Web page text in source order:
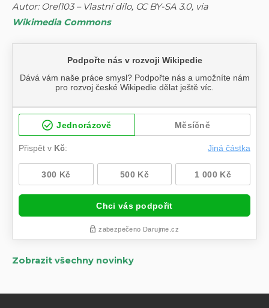
Autor: Orel103 – Vlastní dílo, CC BY-SA 3.0, via
Wikimedia Commons
Zobrazit všechny novinky